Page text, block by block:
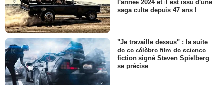
l'année 2024 et il est issu d'une
saga culte depuis 47 ans !
"Je travaille dessus" : la suite
de ce célèbre film de science-
fiction signé Steven Spielberg
se précise